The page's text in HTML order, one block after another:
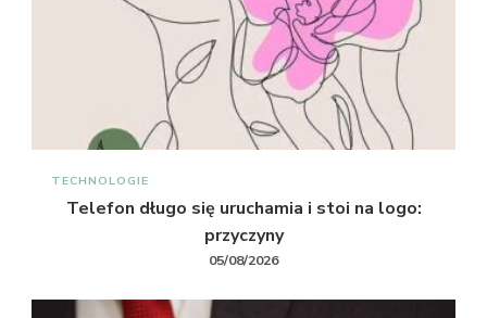
TECHNOLOGIE
Telefon długo się uruchamia i stoi na logo:
przyczyny
05/08/2026